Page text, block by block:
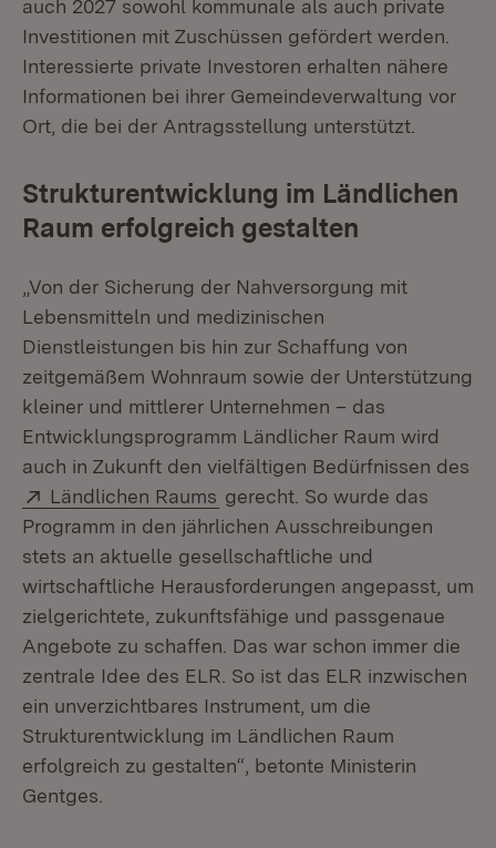
auch 2027 sowohl kommunale als auch private
Investitionen mit Zuschüssen gefördert werden.
Interessierte private Investoren erhalten nähere
Informationen bei ihrer Gemeindeverwaltung vor
Ort, die bei der Antragsstellung unterstützt.
Strukturentwicklung im Ländlichen
Raum erfolgreich gestalten
„Von der Sicherung der Nahversorgung mit
Lebensmitteln und medizinischen
Dienstleistungen bis hin zur Schaffung von
zeitgemäßem Wohnraum sowie der Unterstützung
kleiner und mittlerer Unternehmen – das
Entwicklungsprogramm Ländlicher Raum wird
auch in Zukunft den vielfältigen Bedürfnissen des
Extern:
Ländlichen Raums (Öffnet in neuem Fenster)
gerecht. So wurde das
Programm in den jährlichen Ausschreibungen
stets an aktuelle gesellschaftliche und
wirtschaftliche Herausforderungen angepasst, um
zielgerichtete, zukunftsfähige und passgenaue
Angebote zu schaffen. Das war schon immer die
zentrale Idee des ELR. So ist das ELR inzwischen
ein unverzichtbares Instrument, um die
Strukturentwicklung im Ländlichen Raum
erfolgreich zu gestalten“, betonte Ministerin
Gentges.